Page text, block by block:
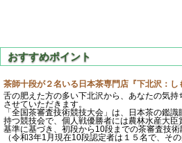
茶師十段が２名いる日本茶専門店『下北沢：し
舌の肥えた方の多い下北沢から、あなたの気
させていただきます。
「全国茶審査技術競技大会」は、日本茶の鑑
持つ競技会で、個人戦優勝者には農林水産大臣
基準に基づき、初段から10段までの茶審査技術
（令和3年1月現在10段認定者は１５名で、そ